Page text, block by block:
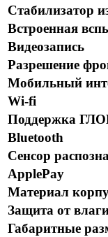
Стабилизатор
Встроенная
Видеозапись
Разрешение
Мобильный
Wi-fi
Поддержка
Bluetooth
Сенсор
ApplePay
Материал
Защита от
Габаритные